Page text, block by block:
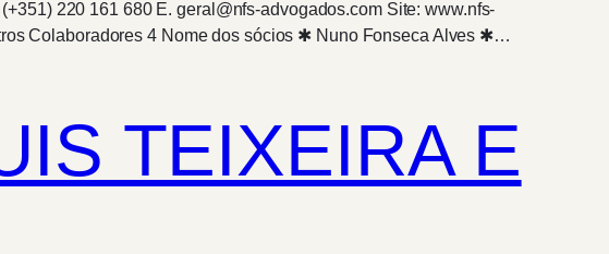
220 161 680 E. geral@nfs-advogados.com Site: www.nfs-
Colaboradores 4 Nome dos sócios ✱ Nuno Fonseca Alves ✱…
TEIXEIRA E